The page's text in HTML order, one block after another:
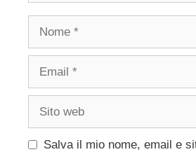
Salva il mio nome, email e